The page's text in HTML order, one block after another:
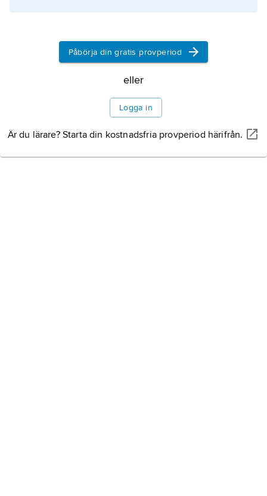
Information om artikeln
Påbörja din gratis provperiod
eller
Logga in
Är du lärare? Starta din kostnadsfria provperiod härifrån.